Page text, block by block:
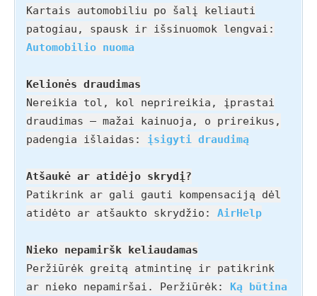
Kartais automobiliu po šalį keliauti
patogiau, spausk ir išsinuomok lengvai:
Automobilio nuoma
Kelionės draudimas
Nereikia tol, kol neprireikia, įprastai
draudimas – mažai kainuoja, o prireikus,
padengia išlaidas: įsigyti draudimą
Atšaukė ar atidėjo skrydį?
Patikrink ar gali gauti kompensaciją dėl
atidėto ar atšaukto skrydžio: AirHelp
Nieko nepamiršk keliaudamas
Peržiūrėk greitą atmintinę ir patikrink
ar nieko nepamiršai. Peržiūrėk: Ką būtina